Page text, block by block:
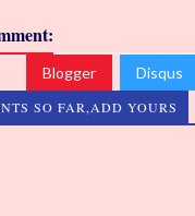
Blogger Disqus
SO FAR,ADD YOURS